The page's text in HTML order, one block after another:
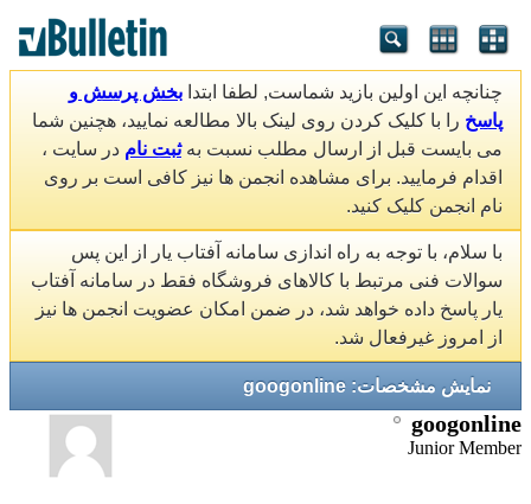
چنانچه این اولین بازید شماست, لطفا ابتدا بخش پرسش و
پاسخ را با کلیک کردن روی لینک بالا مطالعه نمایید، هچنین شما
می بایست قبل از ارسال مطلب نسبت بهثبت نام در سایت ،
اقدام فرمایید. برای مشاهده انجمن ها نیز کافی است بر روی
نام انجمن کلیک کنید.
با سلام، با توجه به راه اندازی سامانه آفتاب یار از این پس
سوالات فنی مرتبط با کالاهای فروشگاه فقط در سامانه آفتاب
یار پاسخ داده خواهد شد، در ضمن امکان عضویت انجمن ها نیز
از امروز غیرفعال شد.
نمایش مشخصات: googonline
googonline
Junior Member